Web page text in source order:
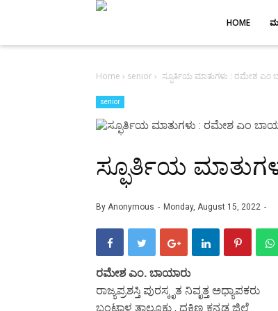
HOME
Home › senior› ಸ್ಫೂರ್ತಿಯ ಮಾತುಗಳು : ರಮೇಶ ಎಂ
senior
ಸ್ಫೂರ್ತಿಯ
By Anonymous Monday, August 15, 2022
ರಮೇಶ ಎಂ. ಬಾಯಾರು
ರಾಜ್ಯಪ್ರಶಸ್ತಿ ಪುರಸ್ಕೃತ ನಿವೃತ್ತ ಅಧ್ಯಾಪಕರು
ಬಂಟ್ವಾಳ ತಾಲೂಕು , ದಕ್ಷಿಣ ಕನ್ನಡ ಜಿಲ್ಲೆ